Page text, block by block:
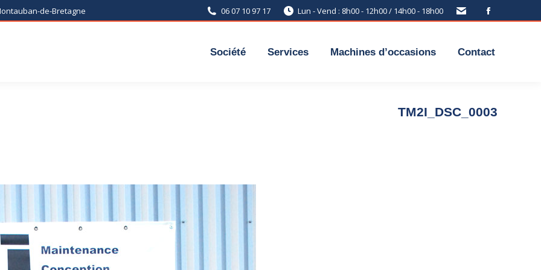
de-Bretagne 06 07 10 97 17 Lun - Vend : 8h00 - 12h00 / 14h00 - 18h00
Société Services Machines d’occasions Contact
TM2I_DSC_0003